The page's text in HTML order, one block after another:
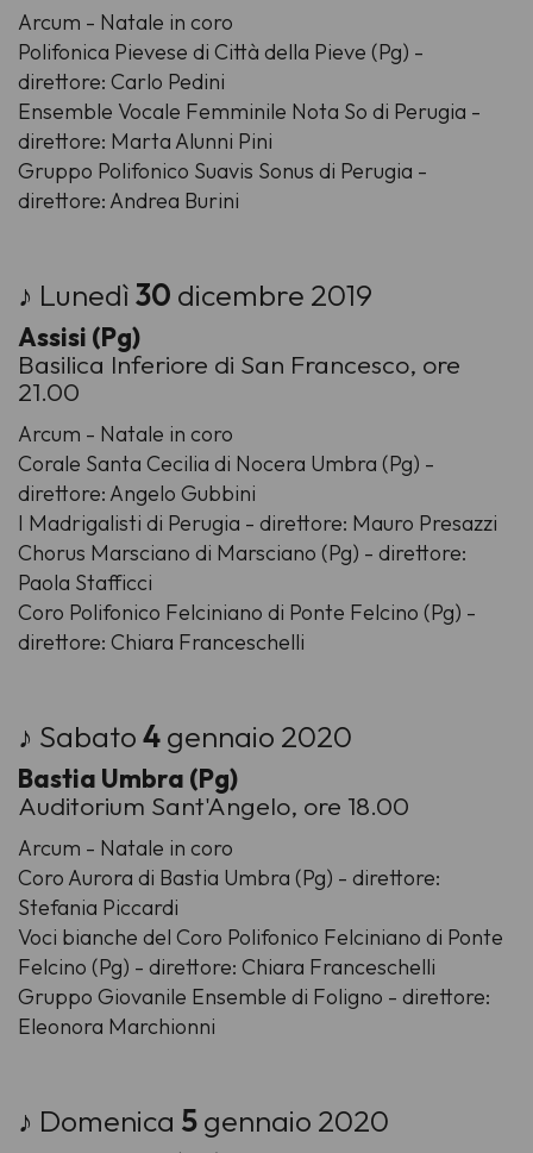
Arcum - Natale in coro
Polifonica Pievese di Città della Pieve (Pg) -
direttore: Carlo Pedini
Ensemble Vocale Femminile Nota So di Perugia -
direttore: Marta Alunni Pini
Gruppo Polifonico Suavis Sonus di Perugia -
direttore: Andrea Burini
♪ Lunedì30 dicembre 2019
Assisi (Pg)
Basilica Inferiore di San Francesco, ore
21.00
Arcum - Natale in coro
Corale Santa Cecilia di Nocera Umbra (Pg) -
direttore: Angelo Gubbini
I Madrigalisti di Perugia - direttore: Mauro Presazzi
Chorus Marsciano di Marsciano (Pg) - direttore:
Paola Stafficci
Coro Polifonico Felciniano di Ponte Felcino (Pg) -
direttore: Chiara Franceschelli
♪ Sabato4gennaio 2020
Bastia Umbra (Pg)
Auditorium Sant'Angelo, ore 18.00
Arcum - Natale in coro
Coro Aurora di Bastia Umbra (Pg) - direttore:
Stefania Piccardi
Voci bianche del Coro Polifonico Felciniano di Ponte
Felcino (Pg) - direttore: Chiara Franceschelli
Gruppo Giovanile Ensemble di Foligno - direttore:
Eleonora Marchionni
♪ Domenica 5gennaio 2020